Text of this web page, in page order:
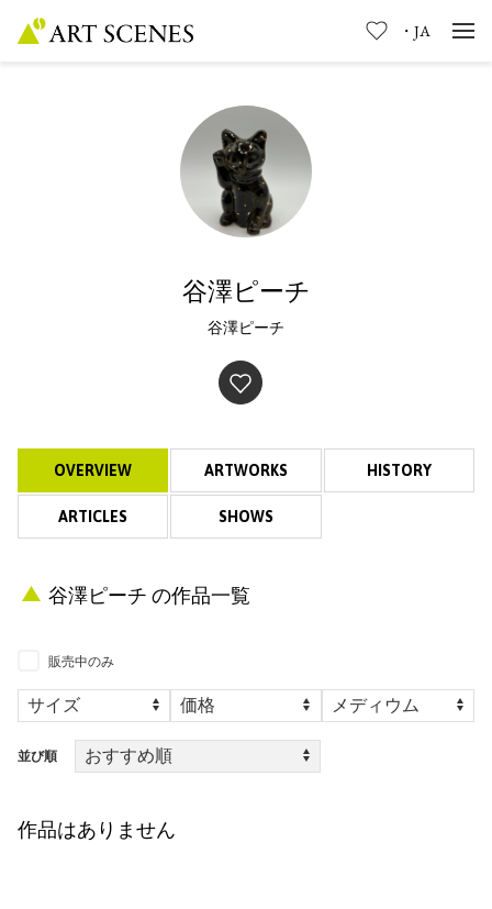
・ JA
谷澤ピーチ
谷澤ピーチ
OVERVIEW ARTWORKS HISTORY
ARTICLES SHOWS
谷澤ピーチ の作品一覧
販売中のみ
並び順
作品はありません